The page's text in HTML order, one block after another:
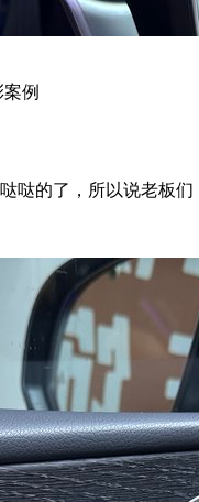
例
哒的了，所以说老板